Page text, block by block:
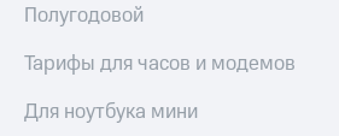
Полугодовой
Тарифы для часов и модемов
Для ноутбука мини